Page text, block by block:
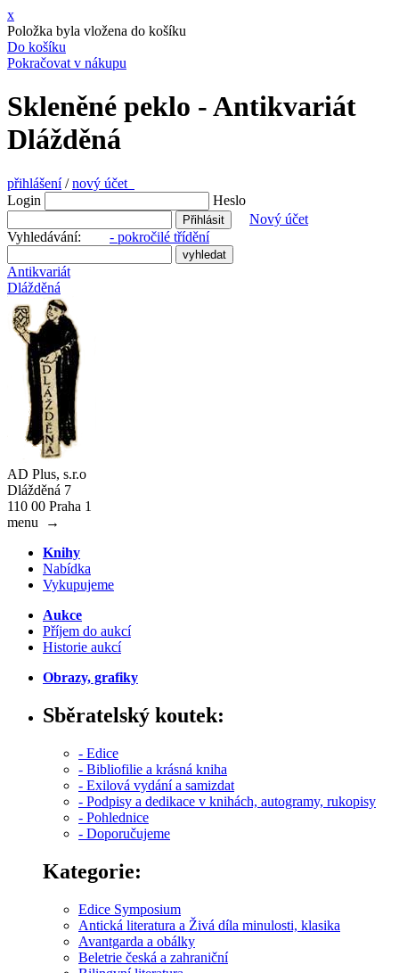
x
Položka byla vložena do košíku
Do košíku
Pokračovat v nákupu
Skleněné peklo - Antikvariát
Dlážděná
přihlášení/nový účet
Login
Heslo
Nový účet
Vyhledávání: - pokročilé třídění
Antikvariát
Dlážděná
AD Plus, s.r.o
Dlážděná 7
110 00 Praha 1
menu
→
Knihy
Nabídka
Vykupujeme
Aukce
Příjem do aukcí
Historie aukcí
Obrazy, grafiky
Sběratelský koutek:
- Edice
- Bibliofilie a krásná kniha
- Exilová vydání a samizdat
- Podpisy a dedikace v knihách, autogramy, rukopisy
- Pohlednice
- Doporučujeme
Kategorie:
Edice Symposium
Antická literatura a Živá díla minulosti, klasika
Avantgarda a obálky
Beletrie česká a zahraniční